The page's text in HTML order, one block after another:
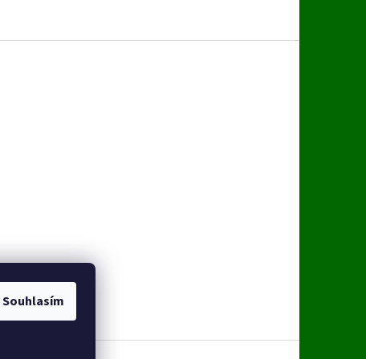
Souhlasím